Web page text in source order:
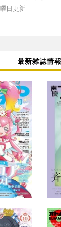
日更新
最新雑誌情報